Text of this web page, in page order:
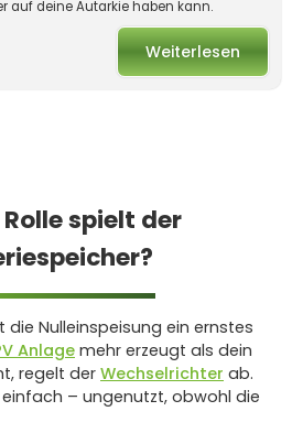
auf deine Autarkie haben kann.
Weiterlesen
spielt der
Nulleinspeisung ein ernstes
Anlagemehr erzeugt als dein
regelt der Wechselrichter ab.
– ungenutzt, obwohl die